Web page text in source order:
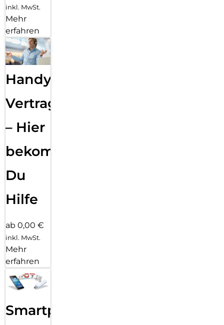
inkl. MwSt.
Mehr
erfahren
Handy
Vertragsabwicklung
– Hier
bekommst
Du
Hilfe
ab 0,00 €
inkl. MwSt.
Mehr
erfahren
Smartphone